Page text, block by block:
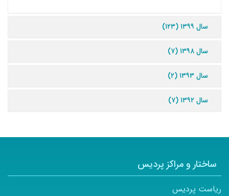
سال ۱۳۹۹ (۱۲۳)
سال ۱۳۹۸ (۷)
سال ۱۳۹۳ (۲)
سال ۱۳۹۲ (۷)
ساختار و مراکز پردیس
ریاست پردیس